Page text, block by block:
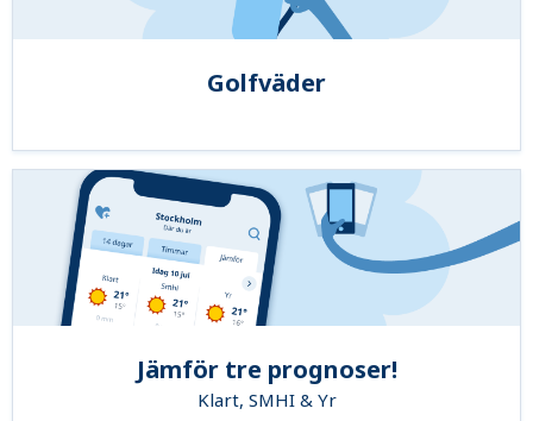
Golfväder
Jämför tre prognoser!
Klart, SMHI & Yr